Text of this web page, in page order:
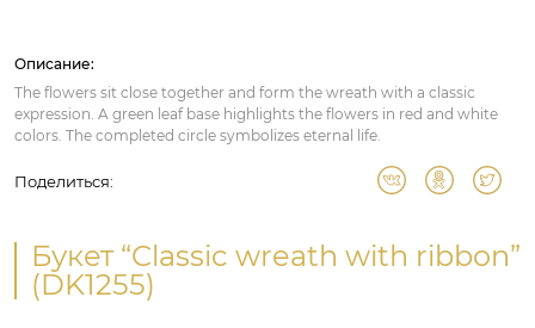
Описание:
The flowers sit close together and form the wreath with a classic
expression. A green leaf base highlights the flowers in red and white
colors. The completed circle symbolizes eternal life.
Поделиться:
Букет “Classic wreath with ribbon”
(DK1255)